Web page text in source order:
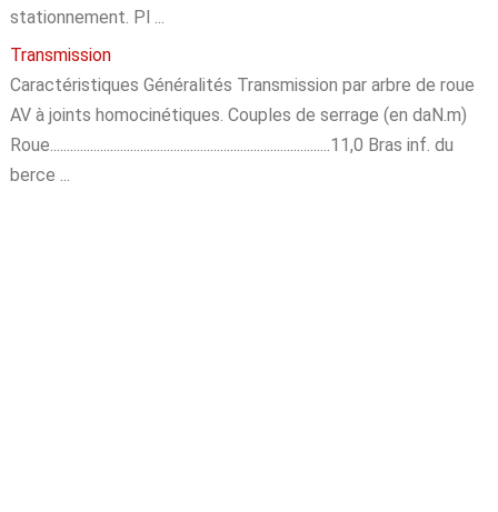
stationnement. Pl ...
Transmission
Caractéristiques Généralités Transmission par arbre de roue
AV à joints homocinétiques. Couples de serrage (en daN.m)
Roue....................................................................................11,0 Bras inf. du
berce ...